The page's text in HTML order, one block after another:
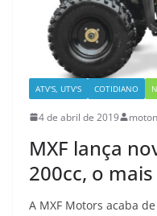
ATV'S, UTV'S COTIDIANO
4 de abril de 2019
MXF lança
200cc, o
A MXF Motors acaba